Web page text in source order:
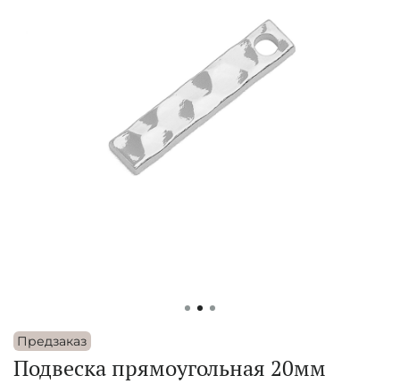
Предзаказ
Подвеска прямоугольная 20мм